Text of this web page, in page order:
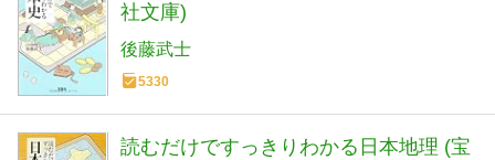
社文庫)
後藤武士
5330
読むだけですっきりわかる日本地理 (宝